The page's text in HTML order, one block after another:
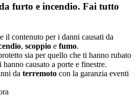
furto e incendio. Fai tutto
il contenuto per i danni causati da
, scoppio e fumo.
sia per quello che ti hanno rubato
causato a porte e finestre.
da terremoto con la garanzia eventi